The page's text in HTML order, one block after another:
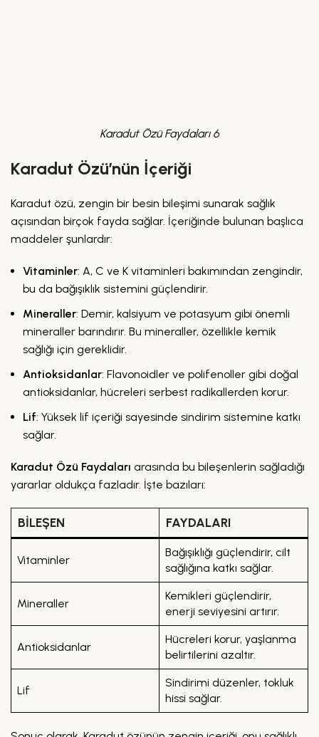
Karadut Özü Faydaları 6
Karadut Özü’nün İçeriği
Karadut özü, zengin bir besin bileşimi sunarak sağlık
açısından birçok fayda sağlar. İçeriğinde bulunan başlıca
maddeler şunlardır:
Vitaminler: A, C ve K vitaminleri bakımından zengindir,
bu da bağışıklık sistemini güçlendirir.
Mineraller: Demir, kalsiyum ve potasyum gibi önemli
mineraller barındırır. Bu mineraller, özellikle kemik
sağlığı için gereklidir.
Antioksidanlar: Flavonoidler ve polifenoller gibi doğal
antioksidanlar, hücreleri serbest radikallerden korur.
Lif: Yüksek lif içeriği sayesinde sindirim sistemine katkı
sağlar.
Karadut Özü Faydaları arasında bu bileşenlerin sağladığı
yararlar oldukça fazladır. İşte bazıları:
BILEŞEN FAYDALARI
Vitaminler
Bağışıklığı güçlendirir, cilt
sağlığına katkı sağlar.
Mineraller
Kemikleri güçlendirir,
enerji seviyesini artırır.
Antioksidanlar
Hücreleri korur, yaşlanma
belirtilerini azaltır.
Lif
Sindirimi düzenler, tokluk
hissi sağlar.